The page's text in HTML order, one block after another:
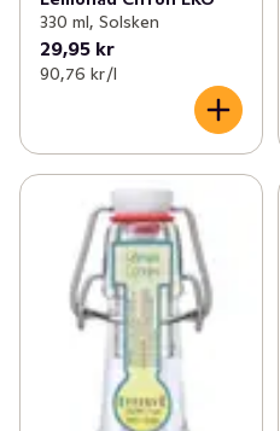
330 ml, Solsken
29,95 kr
90,76 kr /l